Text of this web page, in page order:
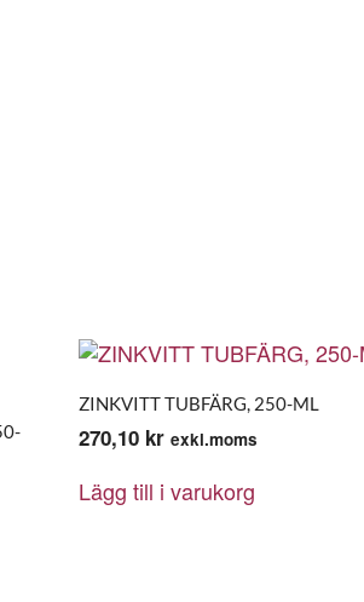
ZINKVITT TUBFÄRG, 250-ML
270,10 kr exkl.moms
Lägg till i varukorg